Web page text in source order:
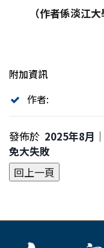
（作者係淡江
附加資訊
作者:
發佈於 2025年8月
免大失敗